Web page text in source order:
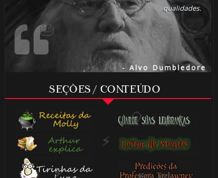
qualidades.
- Alvo Dumbledore
SEÇÕES / CONTEÚDO
1️⃣ 8️⃣